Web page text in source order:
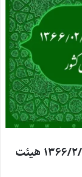
رای وحدت رویه شماره ۵۰۲ – ۱۳۶۶/۲/۱۰ هیئت